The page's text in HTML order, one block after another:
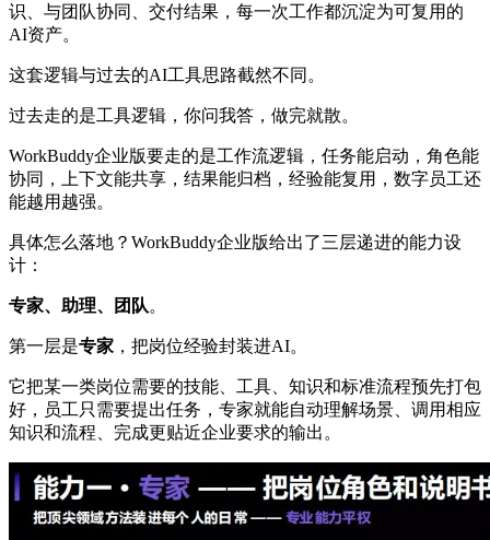
识、与团队协同、交付结果，每一次工作都沉淀为可复用的
AI资产。
这套逻辑与过去的AI工具思路截然不同。
过去走的是工具逻辑，你问我答，做完就散。
WorkBuddy企业版要走的是工作流逻辑，任务能启动，角色能
协同，上下文能共享，结果能归档，经验能复用，数字员工还
能越用越强。
具体怎么落地？WorkBuddy企业版给出了三层递进的能力设
计：
专家、助理、团队。
第一层是专家 ，把岗位经验封装进AI。
它把某一类岗位需要的技能、工具、知识和标准流程预先打包
好，员工只需要提出任务，专家就能自动理解场景、调用相应
知识和流程、完成更贴近企业要求的输出。